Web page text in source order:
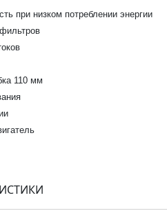
при низком потреблении энергии
110 мм